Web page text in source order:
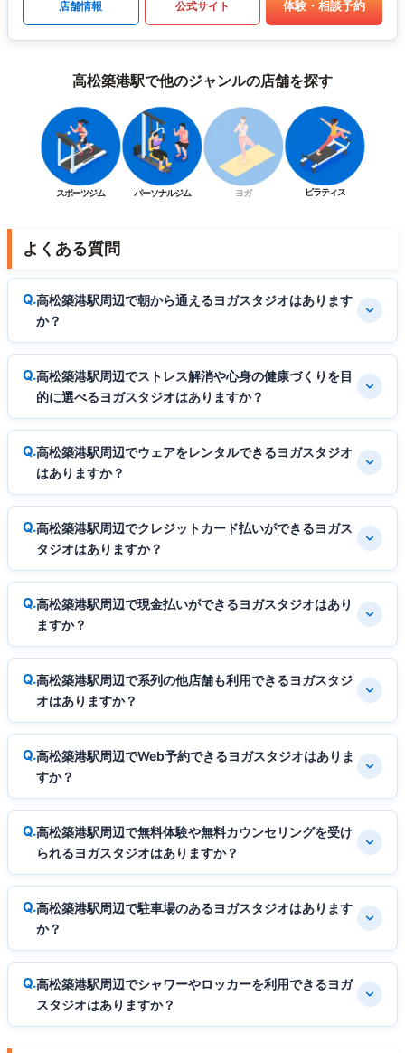
店舗情報 公式サイト 体験・相談予約
高松築港駅で他のジャンルの店舗を探す
スポーツジム パーソナルジム ヨガ ピラティス
よくある質問
高松築港駅周辺で朝から通えるヨガスタジオはあります
か？
高松築港駅周辺でストレス解消や心身の健康づくりを目
的に選べるヨガスタジオはありますか？
高松築港駅周辺でウェアをレンタルできるヨガスタジオ
はありますか？
高松築港駅周辺でクレジットカード払いができるヨガス
タジオはありますか？
高松築港駅周辺で現金払いができるヨガスタジオはあり
ますか？
高松築港駅周辺で系列の他店舗も利用できるヨガスタジ
オはありますか？
高松築港駅周辺でWeb予約できるヨガスタジオはありま
すか？
高松築港駅周辺で無料体験や無料カウンセリングを受け
られるヨガスタジオはありますか？
高松築港駅周辺で駐車場のあるヨガスタジオはあります
か？
高松築港駅周辺でシャワーやロッカーを利用できるヨガ
スタジオはありますか？